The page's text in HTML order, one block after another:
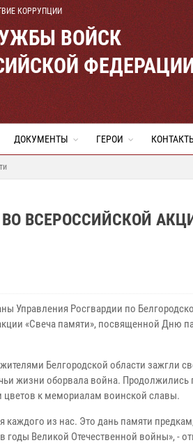
КОРРУПЦИИ
ВОЙСК
ДОКУМЕНТЫ ГЕРОИ
ВСЕРОССИЙСКОЙ
Управления Росгвардии по
«Свеча памяти», посвященной Дню
Белгородской области зажгли
жизни оборвала война. Продолжились
к мемориалам воинской славы.
каждого из нас. Это дань памяти
годы Великой Отечественной войны», -